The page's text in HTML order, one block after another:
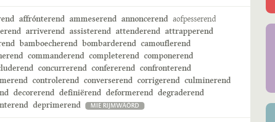
affrónterend ammeserend annoncerend aofpesserend
arriverend assisterend attenderend attrapperend
bamboecherend bombarderend camouflerend
commanderend completerend componerend
concurrerend confererend confronterend
controlerend converserend corrigerend culminerend
decorerend definiërend deformerend degraderend
deprimerend MIE RIJMWÄÖRD